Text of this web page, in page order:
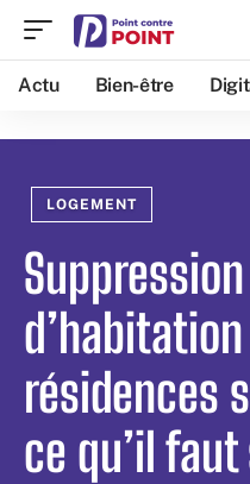
Actu Bien-être
LOGEMENT
résidences
ce qu’il